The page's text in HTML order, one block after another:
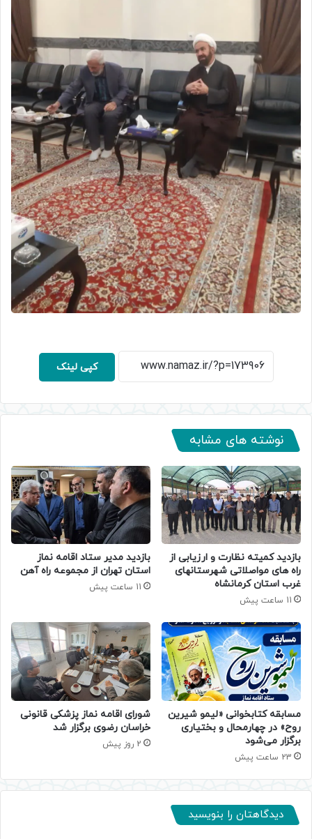
کپی لینک
نوشته های مشابه
بازدید کمیته نظارت و ارزیابی از
راه های مواصلاتی شهرستانهای
غرب استان کرمانشاه
11 ساعت پیش
بازدید مدیر ستاد اقامه نماز
استان تهران از مجموعه راه آهن
11 ساعت پیش
مسابقه کتابخوانی «لیمو شیرین
روح» در چهارمحال و بختیاری
برگزار می‌شود
23 ساعت پیش
شورای اقامه نماز پزشکی قانونی
خراسان رضوی برگزار شد
2 روز پیش
دیدگاهتان را بنویسید